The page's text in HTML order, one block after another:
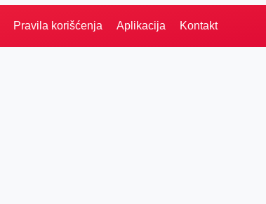
Pravila korišćenja Aplikacija Kontakt